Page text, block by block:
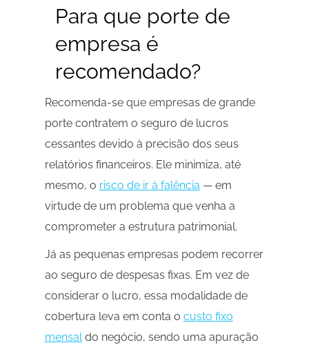
Para que porte de
empresa é
recomendado?
Recomenda-se que empresas de grande
porte contratem o seguro de lucros
cessantes devido à precisão dos seus
relatórios financeiros. Ele minimiza, até
mesmo, o risco de ir à falência — em
virtude de um problema que venha a
comprometer a estrutura patrimonial.
Já as pequenas empresas podem recorrer
ao seguro de despesas fixas. Em vez de
considerar o lucro, essa modalidade de
cobertura leva em conta o custo fixo
mensaldo negócio, sendo uma apuração